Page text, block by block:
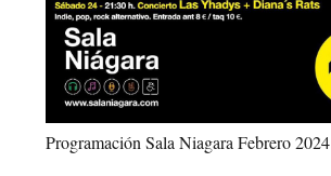
Programación Sala Niagara Febrero 2024